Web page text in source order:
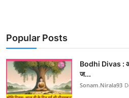
Popular Posts
Bodhi Divas :
ज...
Sonam.Nirala93